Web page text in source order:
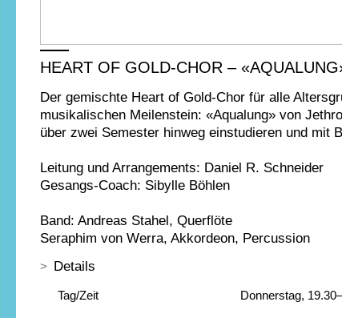
HEART OF GOLD-CHOR –
Der gemischte Heart of Gold-Chor für alle
musikalischen Meilenstein: «Aqualung» von
über zwei Semester hinweg einstudieren und mit
Leitung und Arrangements: Daniel R. Schneider
Gesangs-Coach: Sibylle Böhlen
Band: Andreas Stahel, Querflöte
Seraphim von Werra, Akkordeon, Percussion
Details
Tag/Zeit Donnerstag,